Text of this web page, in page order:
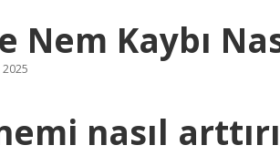
Nem Kaybı
nasıl